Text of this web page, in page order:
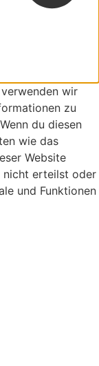
wir
zu
du diesen
wie das
Website
nicht erteilst oder
und Funktionen